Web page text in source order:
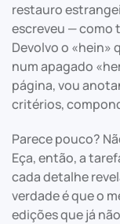
restauro
escreveu — como
Devolvo o «hein»
num apagado
página, vou
critérios,
Parece pouco?
Eça, então, a
cada detalhe
verdade é que o
edições que já